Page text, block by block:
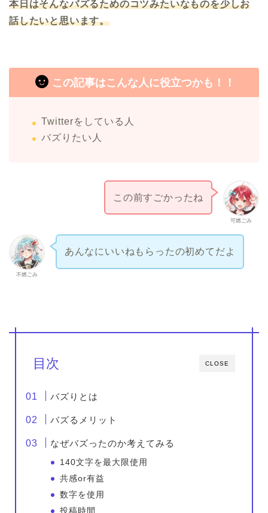
本日はそんなバズるためのコツみたいなものを少しお
話したいと思います。
この記事はこんな人に役立つかも！！
Twitterをしている人
バズりたい人
可燃ごみ
この前すごかったね
不燃ごみ
あんなにいいねもらったの初めてだよ
CLOSE
目次
バズりとは
バズるメリット
なぜバズったのか考えてみる
140文字を最大限使用
共感or有益
数字を使用
投稿時間